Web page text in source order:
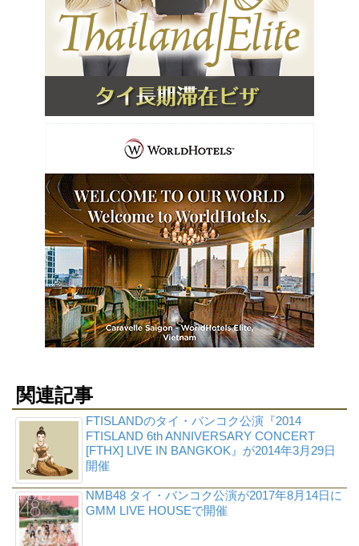
関連記事
FTISLANDのタイ・バンコク公演『2014
FTISLAND 6th ANNIVERSARY CONCERT
[FTHX] LIVE IN BANGKOK』が2014年3月29日
開催
NMB48 タイ・バンコク公演が2017年8月14日に
GMM LIVE HOUSEで開催